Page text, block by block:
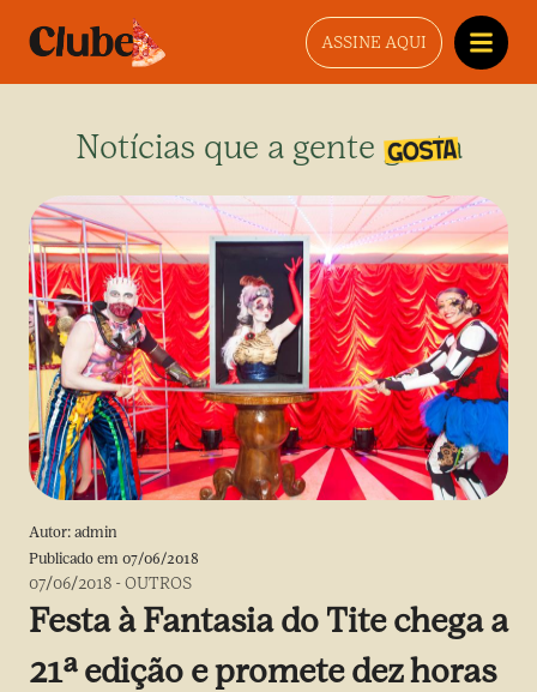
ASSINE AQUI
Notícias que a gente gosta
Autor: admin
Publicado em 07/06/2018
07/06/2018 -OUTROS
Festa à Fantasia do Tite chega a
21ª edição e promete dez horas